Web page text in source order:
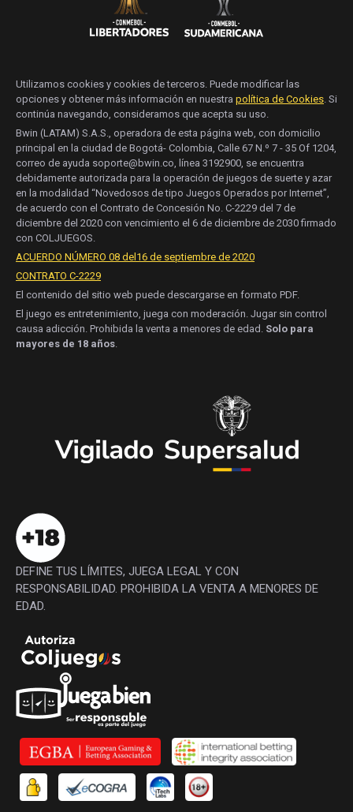
Utilizamos cookies y cookies de terceros. Puede modificar las
opciones y obtener más información en nuestra política de Cookies. Si
continúa navegando, consideramos que acepta su uso.
Bwin (LATAM) S.A.S., operadora de esta página web, con domicilio
principal en la ciudad de Bogotá- Colombia, Calle 67 N.º 7 - 35 Of 1204,
correo de ayuda soporte@bwin.co, línea 3192900, se encuentra
debidamente autorizada para la operación de juegos de suerte y azar
en la modalidad “Novedosos de tipo Juegos Operados por Internet”,
de acuerdo con el Contrato de Concesión No. C-2229 del 7 de
diciembre del 2020 con vencimiento el 6 de diciembre de 2030 firmado
con COLJUEGOS.
ACUERDO NÚMERO 08 del16 de septiembre de 2020
CONTRATO C-2229
El contenido del sitio web puede descargarse en formato PDF.
El juego es entretenimiento, juega con moderación. Jugar sin control
causa adicción. Prohibida la venta a menores de edad. Solo para
mayores de 18 años.
DEFINE TUS LÍMITES, JUEGA LEGAL Y CON
RESPONSABILIDAD. PROHIBIDA LA VENTA A MENORES DE
EDAD.